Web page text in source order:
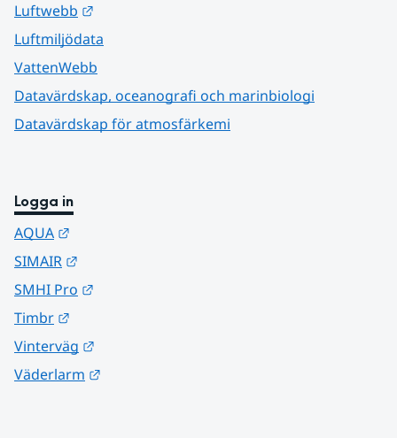
Luftwebb
Luftmiljödata
VattenWebb
Datavärdskap, oceanografi och marinbiologi
Datavärdskap för atmosfärkemi
Logga in
AQUA
SIMAIR
SMHI Pro
Timbr
Vinterväg
Väderlarm